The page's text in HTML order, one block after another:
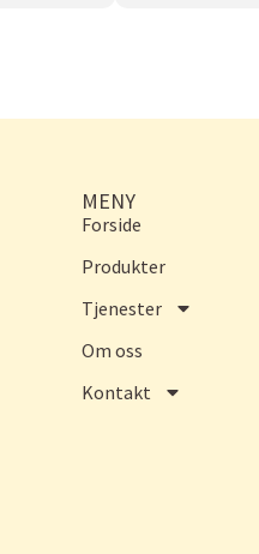
MENY
Forside
Produkter
Tjenester
Om oss
Kontakt